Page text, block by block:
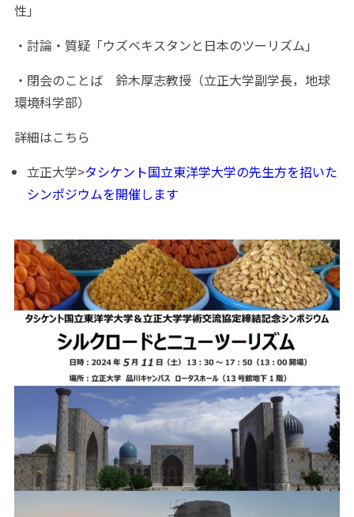
性」
・討論・質疑「ウズベキスタンと日本のツーリズム」
・閉会のことば 鈴木厚志教授（立正大学副学長，地球
環境科学部）
詳細はこちら
立正大学>タシケント国立東洋学大学の先生方を招いた
シンポジウムを開催します